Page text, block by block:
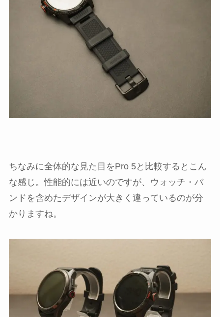
ちなみに全体的な見た目をPro 5と比較するとこん
な感じ。性能的には近いのですが、ウォッチ・バ
ンドを含めたデザインが大きく違っているのが分
かりますね。